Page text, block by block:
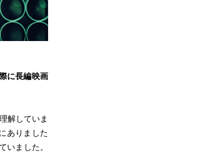
に長編映画
解していま
ありました
いました。